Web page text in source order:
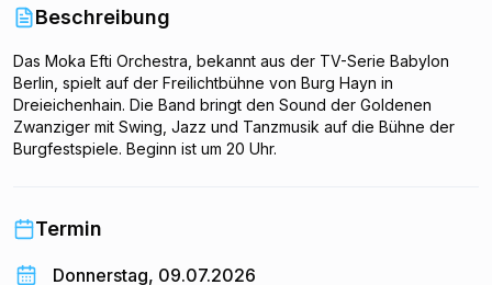
Beschreibung
Das Moka Efti Orchestra, bekannt aus der TV-Serie Babylon
Berlin, spielt auf der Freilichtbühne von Burg Hayn in
Dreieichenhain. Die Band bringt den Sound der Goldenen
Zwanziger mit Swing, Jazz und Tanzmusik auf die Bühne der
Burgfestspiele. Beginn ist um 20 Uhr.
Termin
Donnerstag, 09.07.2026